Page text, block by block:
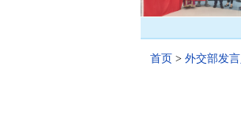
首页 > 外交部发